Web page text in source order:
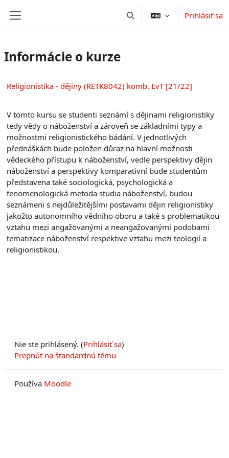
Prepnúť vyhľadávaniePrihlásiť sa
Informácie o kurze
Religionistika - dějiny (RETK8042) komb. EvT [21/22]
V tomto kursu se studenti seznámí s dějinami religionistiky
tedy vědy o náboženství a zároveň se základními typy a
možnostmi religionistického bádání. V jednotlivých
přednáškách bude položen důraz na hlavní možnosti
vědeckého přístupu k náboženství, vedle perspektivy dějin
náboženství a perspektivy komparativní bude studentům
představena také sociologická, psychologická a
fenomenologická metoda studia náboženství, budou
seznámeni s nejdůležitějšími postavami dějin religionistiky
jakožto autonomního vědního oboru a také s problematikou
vztahu mezi angažovanými a neangažovanými podobami
tematizace náboženství respektive vztahu mezi teologií a
religionistikou.
Nie ste prihlásený. (Prihlásiť sa)
Prepnúť na štandardnú tému
Používa Moodle